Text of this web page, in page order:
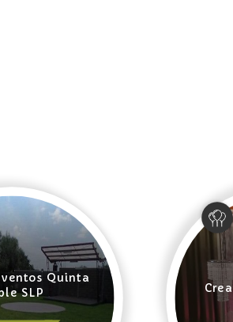
Quinta
SLP